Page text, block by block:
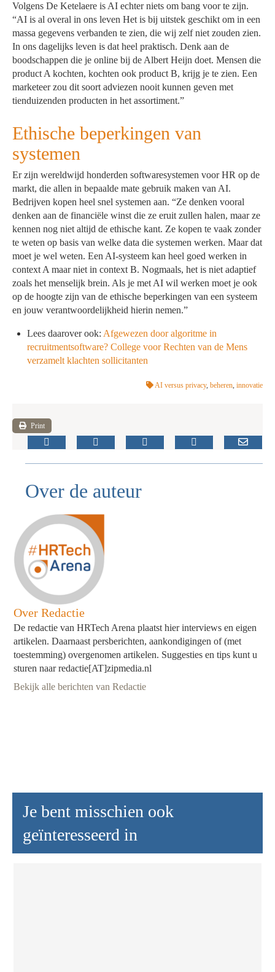
Volgens De Ketelaere is AI echter niets om bang voor te zijn.
“AI is al overal in ons leven Het is bij uitstek geschikt om in een
massa gegevens verbanden te zien, die wij zelf niet zouden zien.
In ons dagelijks leven is dat heel praktisch. Denk aan de
boodschappen die je online bij de Albert Heijn doet. Mensen die
product A kochten, kochten ook product B, krijg je te zien. Een
marketeer zou dit soort adviezen nooit kunnen geven met
tienduizenden producten in het assortiment.”
Ethische beperkingen van
systemen
Er zijn wereldwijd honderden softwaresystemen voor HR op de
markt, die allen in bepaalde mate gebruik maken van AI.
Bedrijven kopen heel snel systemen aan. “Ze denken vooral
denken aan de financiële winst die ze eruit zullen halen, maar ze
kennen nog niet altijd de ethische kant. Ze kopen te vaak zonder
te weten op basis van welke data die systemen werken. Maar dat
moet je wel weten. Een AI-systeem kan heel goed werken in
context A maar niet in context B. Nogmaals, het is niet adaptief
zoals het menselijk brein. Als je met AI wil werken moet je ook
op de hoogte zijn van de ethische beperkingen van een systeem
en jouw verantwoordelijkheid hierin nemen.”
Lees daarover ook: Afgewezen door algoritme in
recruitmentsoftware? College voor Rechten van de Mens
verzamelt klachten sollicitanten
AI versus privacy, beheren, innovatie
Print
Over de auteur
Over Redactie
De redactie van HRTech Arena plaatst hier interviews en eigen
artikelen. Daarnaast persberichten, aankondigingen of (met
toestemming) overgenomen artikelen. Suggesties en tips kunt u
sturen naar redactie[AT]zipmedia.nl
Bekijk alle berichten van Redactie
Je bent misschien ook
geïnteresseerd in